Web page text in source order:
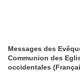
Messages des
Communion des
occidentales